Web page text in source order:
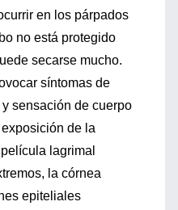
en los párpados
no está protegido
secarse mucho.
síntomas de
sensación de cuerpo
de la
lagrimal
la córnea
epiteliales